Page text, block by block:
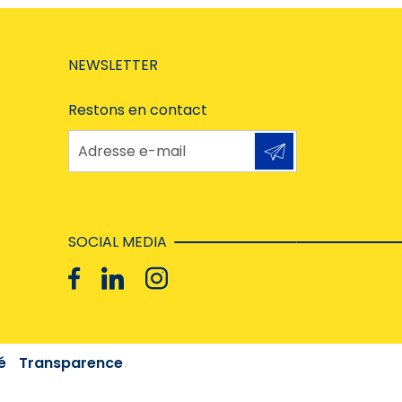
NEWSLETTER
Restons en contact
Adresse e-mail
SOCIAL MEDIA
Transparence